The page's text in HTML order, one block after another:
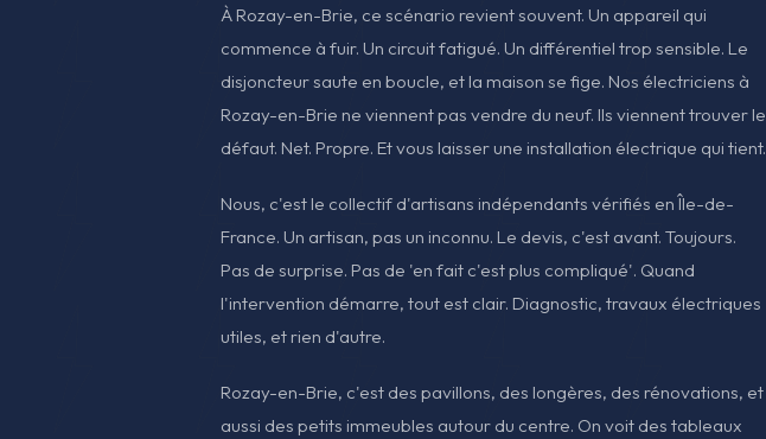
À Rozay-en-Brie, ce scénario revient souvent. Un appareil qui
commence à fuir. Un circuit fatigué. Un différentiel trop sensible. Le
disjoncteur saute en boucle, et la maison se fige. Nos électriciens à
Rozay-en-Brie ne viennent pas vendre du neuf. Ils viennent trouver le
défaut. Net. Propre. Et vous laisser une installation électrique qui tient.
Nous, c'est le collectif d'artisans indépendants vérifiés en Île-de-
France. Un artisan, pas un inconnu. Le devis, c'est avant. Toujours.
Pas de surprise. Pas de 'en fait c'est plus compliqué'. Quand
l'intervention démarre, tout est clair. Diagnostic, travaux électriques
utiles, et rien d'autre.
Rozay-en-Brie, c'est des pavillons, des longères, des rénovations, et
aussi des petits immeubles autour du centre. On voit des tableaux